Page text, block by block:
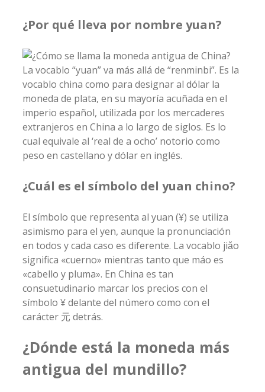
¿Por qué lleva por nombre yuan?
La vocablo “yuan” va más allá de “renminbi”. Es la
vocablo china como para designar al dólar la
moneda de plata, en su mayoría acuñada en el
imperio español, utilizada por los mercaderes
extranjeros en China a lo largo de siglos. Es lo
cual equivale al ‘real de a ocho’ notorio como
peso en castellano y dólar en inglés.
¿Cuál es el símbolo del yuan chino?
El símbolo que representa al yuan (¥) se utiliza
asimismo para el yen, aunque la pronunciación
en todos y cada caso es diferente. La vocablo jiǎo
significa «cuerno» mientras tanto que máo es
«cabello y pluma». En China es tan
consuetudinario marcar los precios con el
símbolo ¥ delante del número como con el
carácter 元 detrás.
¿Dónde está la moneda más
antigua del mundillo?